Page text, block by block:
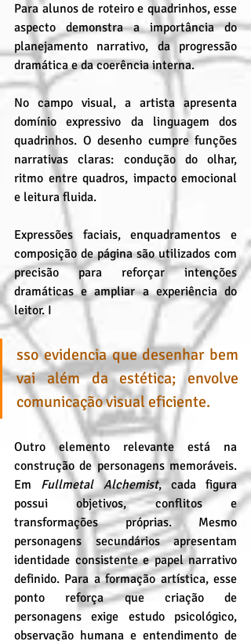
Para alunos de roteiro e quadrinhos, esse
aspecto demonstra a importância do
planejamento narrativo, da progressão
dramática e da coerência interna.
No campo visual, a artista apresenta
domínio expressivo da linguagem dos
quadrinhos. O desenho cumpre funções
narrativas claras: condução do olhar,
ritmo entre quadros, impacto emocional
e leitura fluida.
Expressões faciais, enquadramentos e
composição de página são utilizados com
precisão para reforçar intenções
dramáticas e ampliar a experiência do
leitor. I
sso evidencia que desenhar bem
vai além da estética; envolve
comunicação visual eficiente.
Outro elemento relevante está na
construção de personagens memoráveis.
Em Fullmetal Alchemist, cada figura
possui objetivos, conflitos e
transformações próprias. Mesmo
personagens secundários apresentam
identidade consistente e papel narrativo
definido. Para a formação artística, esse
ponto reforça que criação de
personagens exige estudo psicológico,
observação humana e entendimento de